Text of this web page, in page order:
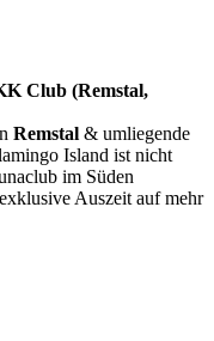
Club (Remstal,
Remstal & umliegende
Island ist nicht
im Süden
Auszeit auf mehr